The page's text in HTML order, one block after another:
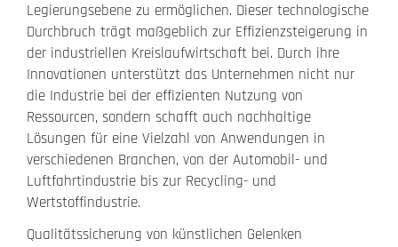
Legierungsebene zu ermöglichen. Dieser technologische
Durchbruch trägt maßgeblich zur Effizienzsteigerung in
der industriellen Kreislaufwirtschaft bei. Durch ihre
Innovationen unterstützt das Unternehmen nicht nur
die Industrie bei der effizienten Nutzung von
Ressourcen, sondern schafft auch nachhaltige
Lösungen für eine Vielzahl von Anwendungen in
verschiedenen Branchen, von der Automobil- und
Luftfahrtindustrie bis zur Recycling- und
Wertstoffindustrie.
Qualitätssicherung von künstlichen Gelenken